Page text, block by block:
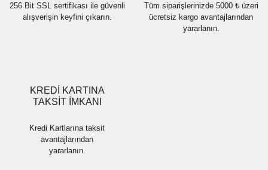
256 Bit SSL sertifikası ile güvenli
alışverişin keyfini çıkarın.
Tüm siparişlerinizde 5000 ₺ üzeri
ücretsiz kargo avantajlarından
yararlanın.
KREDİ KARTINA
TAKSİT İMKANI
Kredi Kartlarına taksit
avantajlarından
yararlanın.